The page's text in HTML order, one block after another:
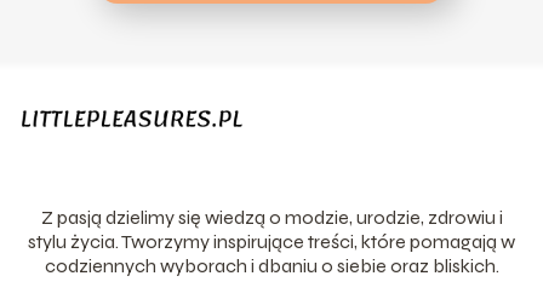
Z pasją dzielimy się wiedzą o modzie, urodzie, zdrowiu i
stylu życia. Tworzymy inspirujące treści, które pomagają w
codziennych wyborach i dbaniu o siebie oraz bliskich.